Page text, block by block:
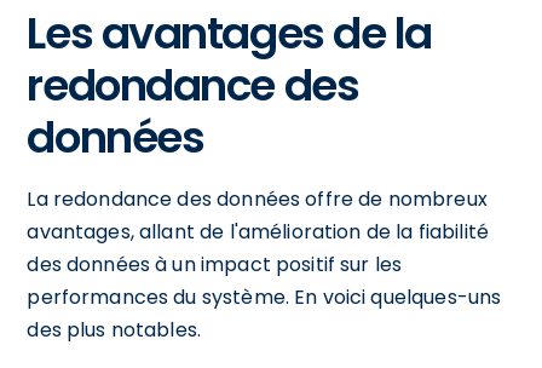
Les avantages de la
redondance des
données
La redondance des données offre de nombreux
avantages, allant de l'amélioration de la fiabilité
des données à un impact positif sur les
performances du système. En voici quelques-uns
des plus notables.